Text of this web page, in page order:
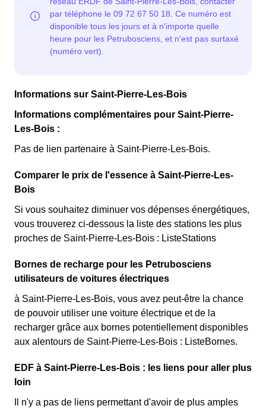
Bois. ⚡💸
Informations sur Saint-Pierre-Les-Bois
Informations complémentaires pour Saint-Pierre-
Les-Bois :
Pas de lien partenaire à Saint-Pierre-Les-Bois.
Comparer le prix de l'essence à Saint-Pierre-Les-
Bois
Si vous souhaitez diminuer vos dépenses énergétiques,
vous trouverez ci-dessous la liste des stations les plus
proches de Saint-Pierre-Les-Bois : ListeStations
Bornes de recharge pour les Petrubosciens
utilisateurs de voitures électriques
à Saint-Pierre-Les-Bois, vous avez peut-être la chance
de pouvoir utiliser une voiture électrique et de la
recharger grâce aux bornes potentiellement disponibles
aux alentours de Saint-Pierre-Les-Bois : ListeBornes.
EDF à Saint-Pierre-Les-Bois : les liens pour aller plus
loin
Il n'y a pas de liens permettant d'avoir de plus amples